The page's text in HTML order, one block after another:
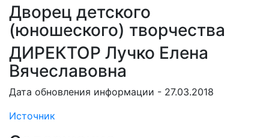
Дворец детского
(юношеского) творчества
ДИРЕКТОР Лучко Елена
Вячеславовна
Дата обновления информации - 27.03.2018
Источник